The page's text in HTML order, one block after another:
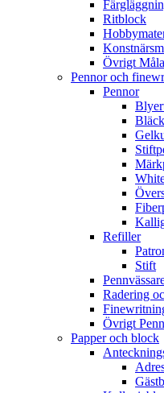
Ritblock
Övrigt
Pennor och
Pennor
Refiller
Stift
Radering
Övrigt
Papper och block